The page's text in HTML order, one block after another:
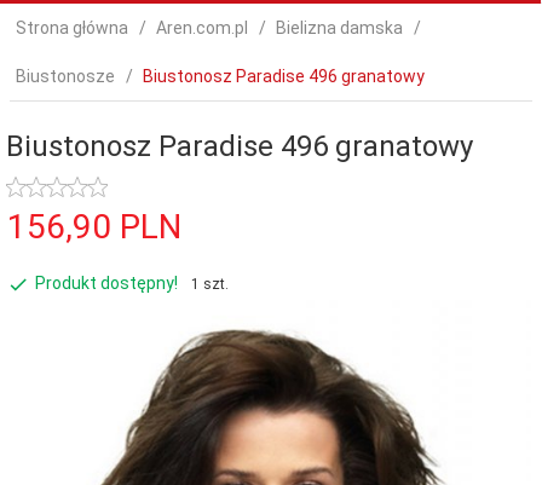
Strona główna Aren.com.pl Bielizna damska
Biustonosze Biustonosz Paradise 496 granatowy
Biustonosz Paradise 496 granatowy
156,90 PLN
Produkt dostępny! 1 szt.